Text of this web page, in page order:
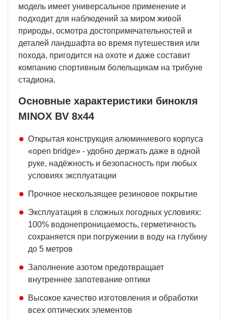
модель имеет универсальное применение и
подходит для наблюдений за миром живой
природы, осмотра достопримечательностей и
деталей ландшафта во время путешествия или
похода, пригодится на охоте и даже составит
компанию спортивным болельщикам на трибуне
стадиона.
Основные характеристики бинокля
MINOX BV 8x44
Открытая конструкция алюминиевого корпуса
«open bridge» - удобно держать даже в одной
руке, надёжность и безопасность при любых
условиях эксплуатации
Прочное нескользящее резиновое покрытие
Эксплуатация в сложных погодных условиях:
100% водонепроницаемость, герметичность
сохраняется при погружении в воду на глубину
до 5 метров
Заполнение азотом предотвращает
внутреннее запотевание оптики
Высокое качество изготовления и обработки
всех оптических элементов